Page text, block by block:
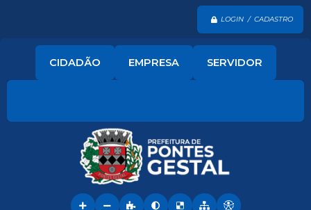
LOGIN / CADASTRO
CIDADÃO EMPRESA SERVIDOR